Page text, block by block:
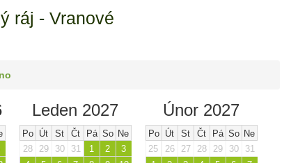
ráj - Vranové
Leden 2027
Po Út St Čt Pá So Ne
28
29 30 31 1 2
3
Únor 2027
Po Út St Čt Pá So Ne
25
26 27 28 29 30
31